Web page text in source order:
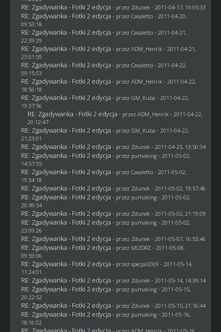
RE: Zgadywanka - Fotki 2 edycja - przez Zdunek - 2011-04-17, 19:05:33
RE: Zgadywanka - Fotki 2 edycja - przez Casaletto- 2011-04-20,
09:53:18
RE: Zgadywanka - Fotki 2 edycja - przez Casaletto- 2011-04-21,
22:39:29
RE: Zgadywanka - Fotki 2 edycja - przez ADM_Henrik - 2011-04-21,
23:01:59
RE: Zgadywanka - Fotki 2 edycja - przez Casaletto- 2011-04-22,
09:15:03
RE: Zgadywanka - Fotki 2 edycja - przez ADM_Henrik - 2011-04-22,
18:56:18
RE: Zgadywanka - Fotki 2 edycja - przez GM_Kuba - 2011-04-22,
19:37:56
RE: Zgadywanka - Fotki 2 edycja - przez ADM_Henrik - 2011-04-22,
20:12:47
RE: Zgadywanka - Fotki 2 edycja - przez GM_Kuba - 2011-04-22,
21:23:01
RE: Zgadywanka - Fotki 2 edycja - przez Zdunek - 2011-04-23, 13:50:34
RE: Zgadywanka - Fotki 2 edycja - przez pumaking- 2011-05-02,
14:57:55
RE: Zgadywanka - Fotki 2 edycja - przez Casaletto- 2011-05-02,
19:34:18
RE: Zgadywanka - Fotki 2 edycja - przez Zdunek - 2011-05-02, 19:57:46
RE: Zgadywanka - Fotki 2 edycja - przez pumaking- 2011-05-02,
20:49:54
RE: Zgadywanka - Fotki 2 edycja - przez Zdunek - 2011-05-02, 21:19:09
RE: Zgadywanka - Fotki 2 edycja - przez pumaking- 2011-05-02,
23:09:26
RE: Zgadywanka - Fotki 2 edycja - przez Zdunek - 2011-05-07, 16:53:46
RE: Zgadywanka - Fotki 2 edycja - przez MIZDRZ- 2011-05-08,
09:59:06
RE: Zgadywanka - Fotki 2 edycja - przez specjal2009 - 2011-05-14,
11:24:01
RE: Zgadywanka - Fotki 2 edycja - przez Zdunek - 2011-05-14, 14:39:14
RE: Zgadywanka - Fotki 2 edycja - przez pumaking- 2011-05-15,
20:22:52
RE: Zgadywanka - Fotki 2 edycja - przez Zdunek - 2011-05-15, 21:16:44
RE: Zgadywanka - Fotki 2 edycja - przez pumaking- 2011-05-16,
18:16:02